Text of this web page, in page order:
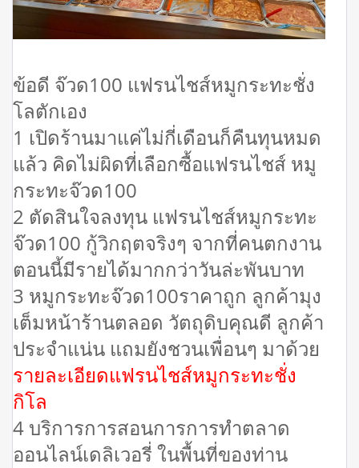
ข้อดี จ๊วด100 แฟรนไชส์หมูกระทะชั่ง
โลตักเอง
1 เปิดร้านมาแค่ไม่กี่เดือนก็คืนทุนหมด
แล้ว คิดไม่ผิดที่เลือกซื้อแฟรนไชส์ หมู
กระทะจ๊วด100
2 ตัดสินใจลงทุน แฟรนไชส์หมูกระทะ
จ๊วด100 กู้วิกฤตจริงๆ จากที่คนตกงาน
ตอนนี้มีรายได้มากกว่าวันล่ะพันบาท
3 หมูกระทะจ๊วด100ราคาถูก ลูกค้ามุง
เต็มหน้าร้านตลอด วัตถุดิบคุณดี ลูกค้า
ประจำแน่น แถมยังชวนเพื่อนๆ มาด้วย
รายละเอียดแฟรนไชส์หมูกระทะชั่ง
กิโล
4 บริการการสอนการการทำตลาด
ออนไลน์เดลิเวอรี่ ในพื้นที่ของท่าน